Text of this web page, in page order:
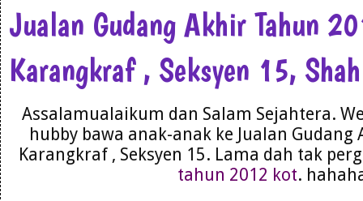
Jualan Gudang Akhir Tahun
Karangkraf , Seksyen 15,
Assalamualaikum dan Salam Sejahtera.
hubby bawa anak-anak ke Jualan Gudang
Karangkraf , Seksyen 15. Lama dah tak
tahun 2012 kot.